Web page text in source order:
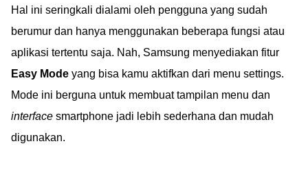
Hal ini seringkali dialami oleh pengguna yang sudah
berumur dan hanya menggunakan beberapa fungsi atau
aplikasi tertentu saja. Nah, Samsung menyediakan fitur
Easy Mode yang bisa kamu aktifkan dari menu settings.
Mode ini berguna untuk membuat tampilan menu dan
interface smartphone jadi lebih sederhana dan mudah
digunakan.